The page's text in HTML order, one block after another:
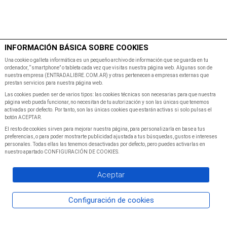
Inicio Programacion
INFORMACIÓN BÁSICA SOBRE COOKIES
Una cookie o galleta informática es un pequeño archivo de información que se guarda en tu
ordenador, “smartphone” o tableta cada vez que visitas nuestra página web. Algunas son de
nuestra empresa (ENTRADALIBRE.COM.AR) y otras pertenecen a empresas externas que
prestan servicios para nuestra página web.
Las cookies pueden ser de varios tipos: las cookies técnicas son necesarias para que nuestra
página web pueda funcionar, no necesitan de tu autorización y son las únicas que tenemos
activadas por defecto. Por tanto, son las únicas cookies que estarán activas si solo pulsas el
botón ACEPTAR.
El resto de cookies sirven para mejorar nuestra página, para personalizarla en base a tus
preferencias, o para poder mostrarte publicidad ajustada a tus búsquedas, gustos e intereses
personales. Todas ellas las tenemos desactivadas por defecto, pero puedes activarlas en
nuestro apartado CONFIGURACIÓN DE COOKIES.
Aceptar
Configuración de cookies